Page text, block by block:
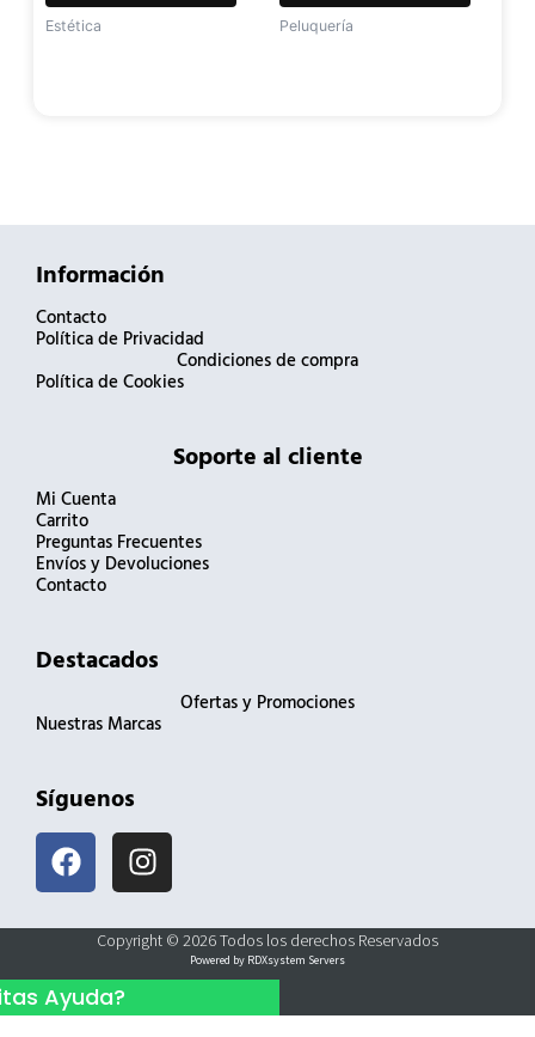
Estética Peluquería
Información
Contacto
Política de Privacidad
Condiciones de compra
Política de Cookies
Soporte al cliente
Mi Cuenta
Carrito
Preguntas Frecuentes
Envíos y Devoluciones
Contacto
Destacados
Ofertas y Promociones
Nuestras Marcas
Síguenos
F
a
e
o
o
I
n
t
r
Copyright © 2026 Todos los derechos Reservados
Powered by RDXsystem Servers
Ayuda?